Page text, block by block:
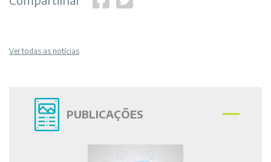
Ver todas as notícias
PUBLICAÇÕES